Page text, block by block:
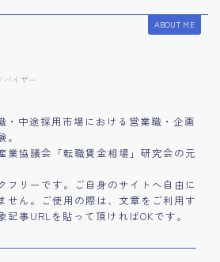
ABOUT ME
バイザー
・中途採用市場における営業職・企画
業協議会「転職賃金相場」研究会の元
リーです。ご自身のサイトへ自由に
せん。ご使用の際は、文章をご利用す
事URLを貼って頂ければOKです。